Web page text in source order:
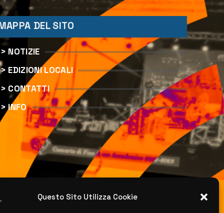
Questo Sito Utilizza Cookie
DEL SITO
> NOTIZIE
> EDIZIONI LOCALI
> CONTATTI
> INFO